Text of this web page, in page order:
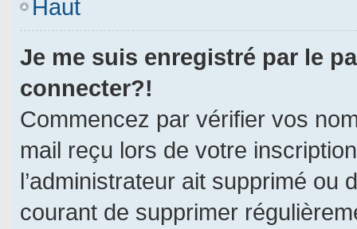
Haut
Je me suis enregistré par le
connecter?!
Commencez par vérifier vos
mail reçu lors de votre
l’administrateur ait supprimé ou
courant de supprimer